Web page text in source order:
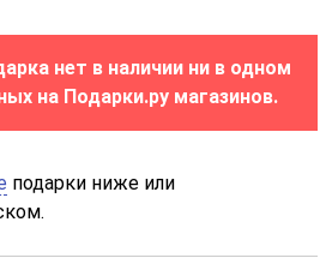
нет в наличии ни в одном
на Подарки.ру магазинов.
подарки ниже или